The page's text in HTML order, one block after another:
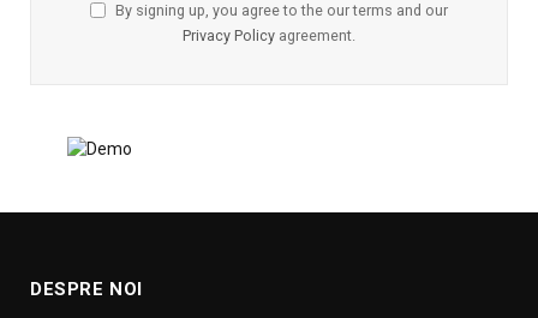
By signing up, you agree to the our terms and our
Privacy Policy agreement.
DESPRE NOI